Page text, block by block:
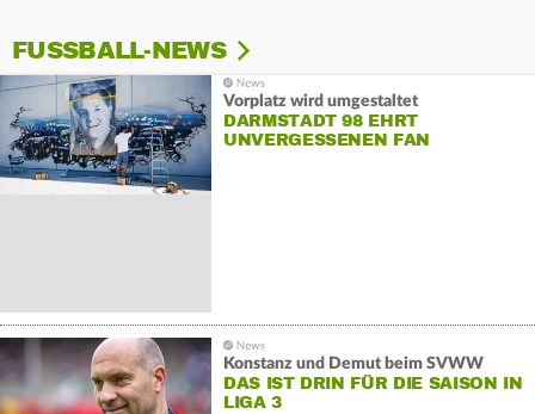
FUSSBALL-NEWS
Vorplatz wird umgestaltet
DARMSTADT 98 EHRT
UNVERGESSENEN FAN
Konstanz und Demut beim SVWW
DAS IST DRIN FÜR DIE SAISON IN
LIGA 3